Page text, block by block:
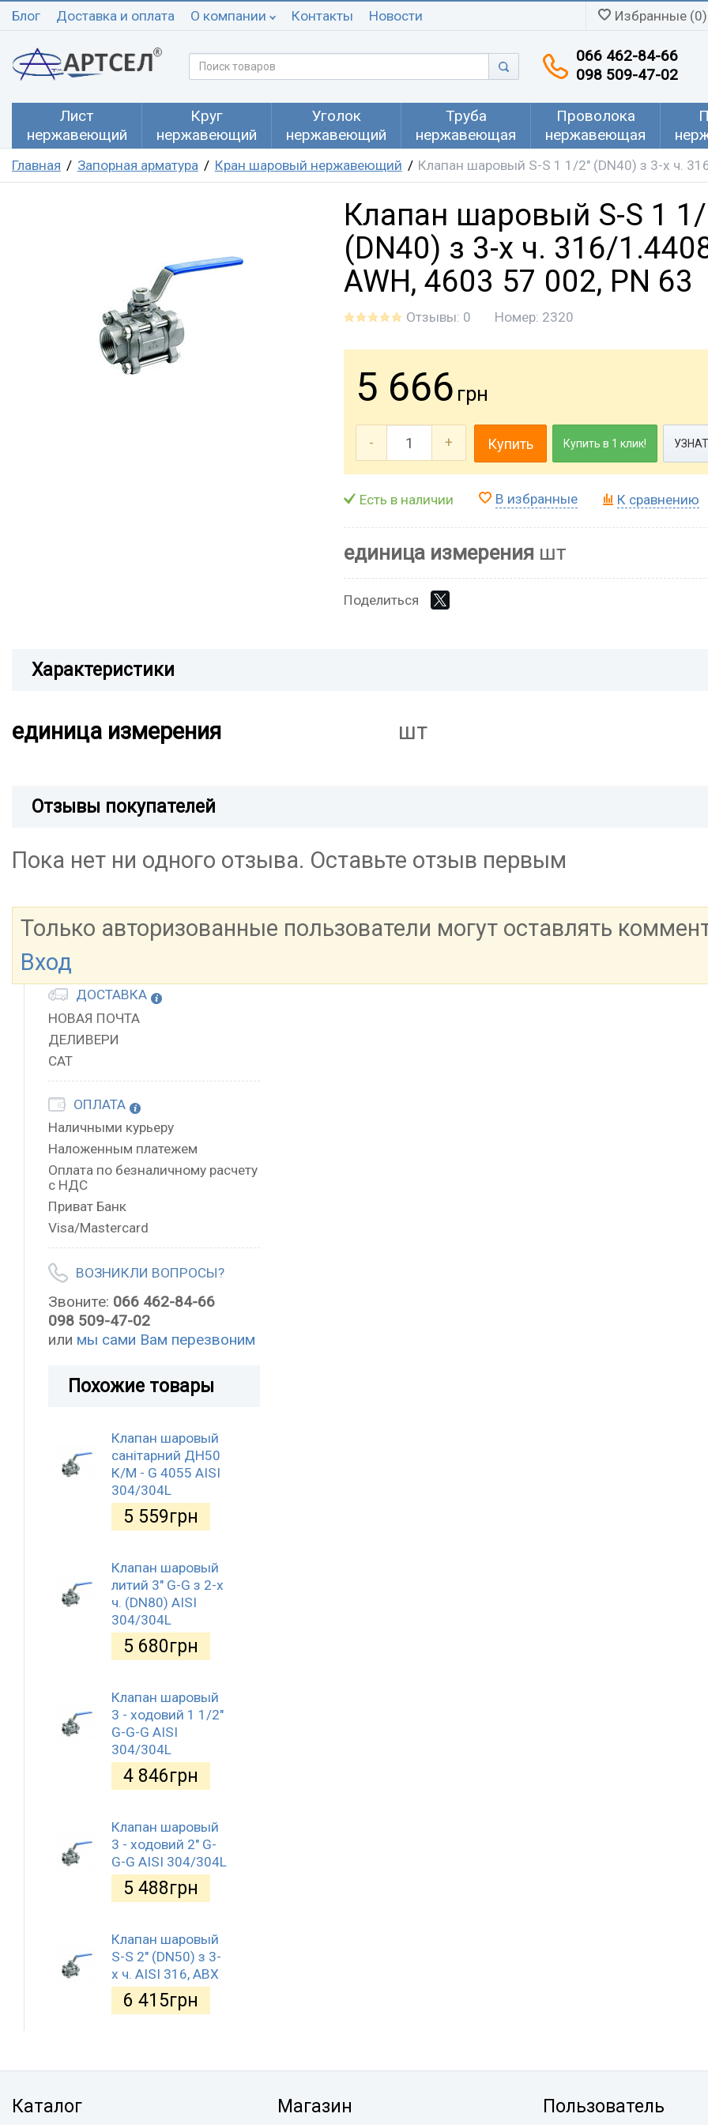
Блог Доставка и оплата О компании Контакты Новости Избранные (0)
066 462-84-66
098 509-47-02
Лист
нержавеющий
Круг
нержавеющий
Уголок
нержавеющий
Труба
нержавеющая
Проволока
нержавеющая
Главная Запорная арматура Кран шаровый нержавеющий Клапан шаровый S-S 1 1/2" (DN40) з 3-х ч.
Клапан шаровый S-S 1
(DN40) з 3-х ч. 316/
AWH, 4603 57 002, PN 63
Отзывы: 0 Номер: 2320
5 666 грн
- + Купить Купить в 1 клик!
Есть в наличии В избранные К сравнению
единица измерения шт
Поделиться
Характеристики
единица измерения шт
Отзывы покупателей
Пока нет ни одного отзыва. Оставьте отзыв первым
Только авторизованные пользователи могут оставлять
Вход
ДОСТАВКА
НОВАЯ ПОЧТА
ДЕЛИВЕРИ
САТ
ОПЛАТА
Наличными курьеру
Наложенным платежем
Оплата по безналичному расчету
с НДС
Приват Банк
Visa/Mastercard
ВОЗНИКЛИ ВОПРОСЫ?
Звоните: 066 462-84-66
098 509-47-02
или мы сами Вам перезвоним
Похожие товары
Клапан шаровый
санітарний ДН50
К/М - G 4055 AISI
304/304L
5 559грн
Клапан шаровый
литий 3" G-G з 2-х
ч. (DN80) AISI
304/304L
5 680грн
Клапан шаровый
3 - ходовий 1 1/2"
G-G-G AISI
304/304L
4 846грн
Клапан шаровый
3 - ходовий 2" G-
G-G AISI 304/304L
5 488грн
Клапан шаровый
S-S 2" (DN50) з 3-
х ч. AISI 316, АВХ
6 415грн
Каталог Магазин Пользователь